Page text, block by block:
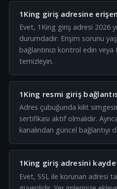
1King giriş adresine
Evet, 1King giriş adresi 2026
durumdadır. Erişim sorunu
bağlantınızı kontrol edin
temizleyin.
1King resmi giriş
Adres çubuğunda kilit
sertifikası aktif olmalıdır.
kanalından güncel bağlantıyı
1King giriş adresini
Evet, SSL ile korunan adresi